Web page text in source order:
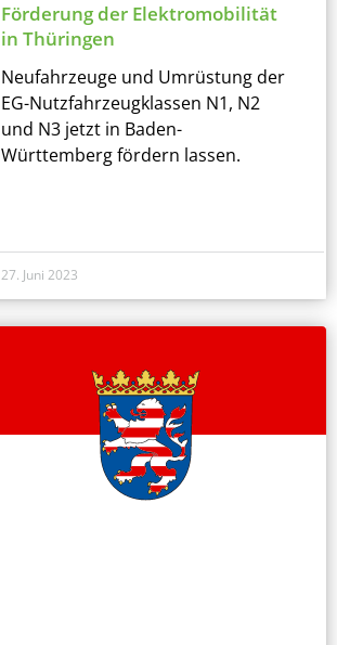
27. Juni 2023
Förderung der Elektromobilität
in Thüringen
Neufahrzeuge und Umrüstung der
EG-Nutzfahrzeugklassen N1, N2
und N3 jetzt in Baden-
Württemberg fördern lassen.